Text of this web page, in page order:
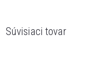
Súvisiaci tovar